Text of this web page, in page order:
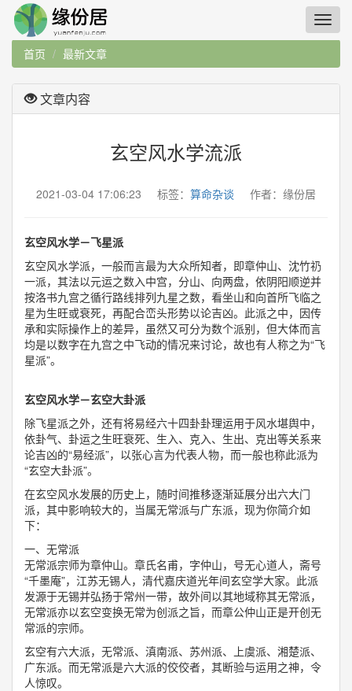
首页 最新文章
文章内容
玄空风水学流派
2021-03-04 17:06:23 标签： 算命杂谈 作者：缘份居
玄空风水学－飞星派
玄空风水学派，一般而言最为大众所知者，即章仲山、沈竹礽
一派，其法以元运之数入中宫，分山、向两盘，依阴阳顺逆并
按洛书九宫之循行路线排列九星之数，看坐山和向首所飞临之
星为生旺或衰死，再配合峦头形势以论吉凶。此派之中，因传
承和实际操作上的差异，虽然又可分为数个派别，但大体而言
均是以数字在九宫之中飞动的情况来讨论，故也有人称之为“飞
星派”。
玄空风水学－玄空大卦派
除飞星派之外，还有将易经六十四卦卦理运用于风水堪舆中，
依卦气、卦运之生旺衰死、生入、克入、生出、克出等关系来
论吉凶的“易经派”，以张心言为代表人物，而一般也称此派为
“玄空大卦派”。
在玄空风水发展的历史上，随时间推移逐渐延展分出六大门
派，其中影响较大的，当属无常派与广东派，现为你简介如
下：
一、无常派
无常派宗师为章仲山。章氏名甫，字仲山，号无心道人，斋号
“千墨庵”，江苏无锡人，清代嘉庆道光年间玄空学大家。此派
发源于无锡并弘扬于常州一带，故外间以其地域称其无常派，
无常派亦以玄空变换无常为创派之旨，而章公仲山正是开创无
常派的宗师。
玄空有六大派，无常派、滇南派、苏州派、上虞派、湘楚派、
广东派。而无常派是六大派的佼佼者，其断验与运用之神，令
人惊叹。